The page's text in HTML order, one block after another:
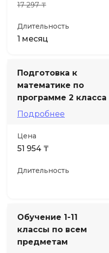
17 297 ₸
Длительность
1 месяц
Подготовка к
математике по
программе 2 класса
Подробнее
Цена
51 954 ₸
Длительность
Обучение 1-11
классы по всем
предметам
ДПО
Детям